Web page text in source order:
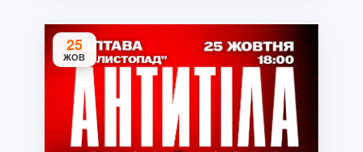
25
ЖОВ